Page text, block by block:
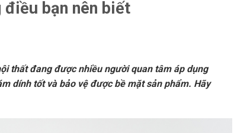
bạn nên biết
thất đang được nhiều người quan tâm áp dụng
dính tốt và bảo vệ được bề mặt sản phẩm. Hãy